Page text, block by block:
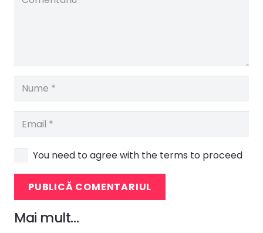
You need to agree with the terms to proceed
PUBLICĂ COMENTARIUL
Mai mult…